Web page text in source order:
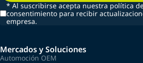
* Al suscribirse acepta nuestra política
consentimiento para recibir
empresa.
Mercados y Soluciones
Automoción OEM